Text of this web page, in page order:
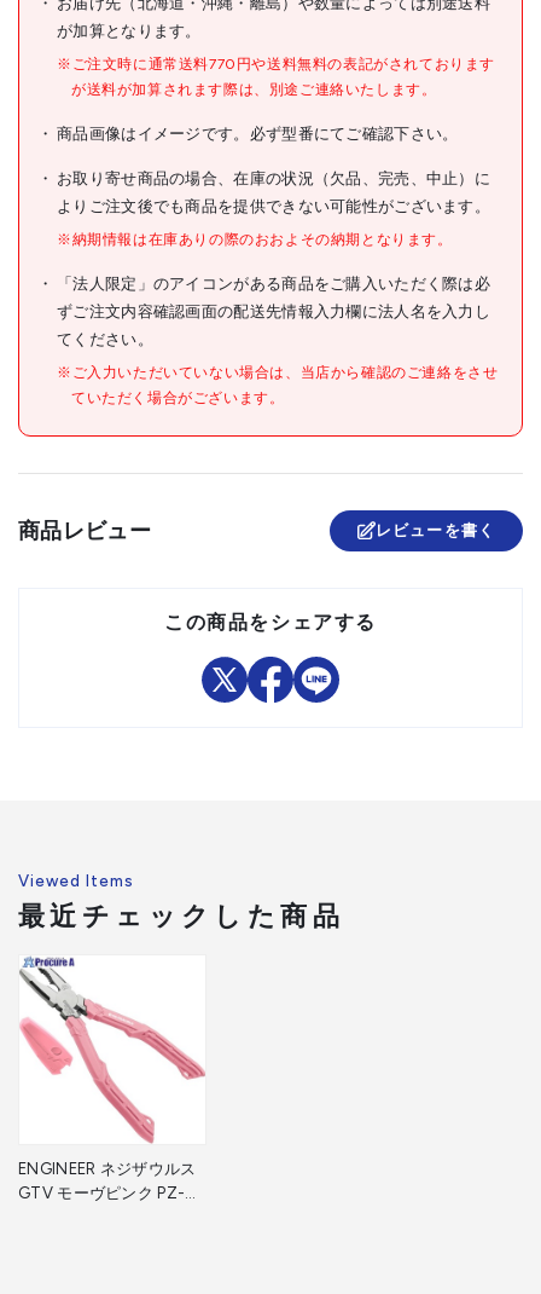
JANコード
仕様
●全長(mm):182
●グリップ幅(mm):50
●厚さ(mm):15
●切断能力(mm):ステンレス
線/φ2.0、軟鉄線/φ3.2、銅
線(単線)/φ4.0
●ばね付き
材質/仕上
●本体:炭素鋼
原産国
グネジ、コーススレッドなど
の硬度が高いネジには使用し
ないでください。
着したネジには使用できない
場合があります。
が加算となります。
※ご注文時に通常送料770円や送料無料の表記がされております
が送料が加算されます際は、別途ご連絡いたします。
商品画像はイメージです。必ず型番にてご確認下さい。
お取り寄せ商品の場合、在庫の状況（欠品、完売、中止）に
よりご注文後でも商品を提供できない可能性がございます。
※納期情報は在庫ありの際のおおよその納期となります。
「法人限定」のアイコンがある商品をご購入いただく際は必
ずご注文内容確認画面の配送先情報入力欄に法人名を入力し
てください。
※ご入力いただいていない場合は、当店から確認のご連絡をさせ
ていただく場合がございます。
商品レビュー レビューを書く
この商品をシェアする
Viewed Items
最近チェックした商品
ENGINEER ネジザウルス
GTV モーヴピンク PZ-